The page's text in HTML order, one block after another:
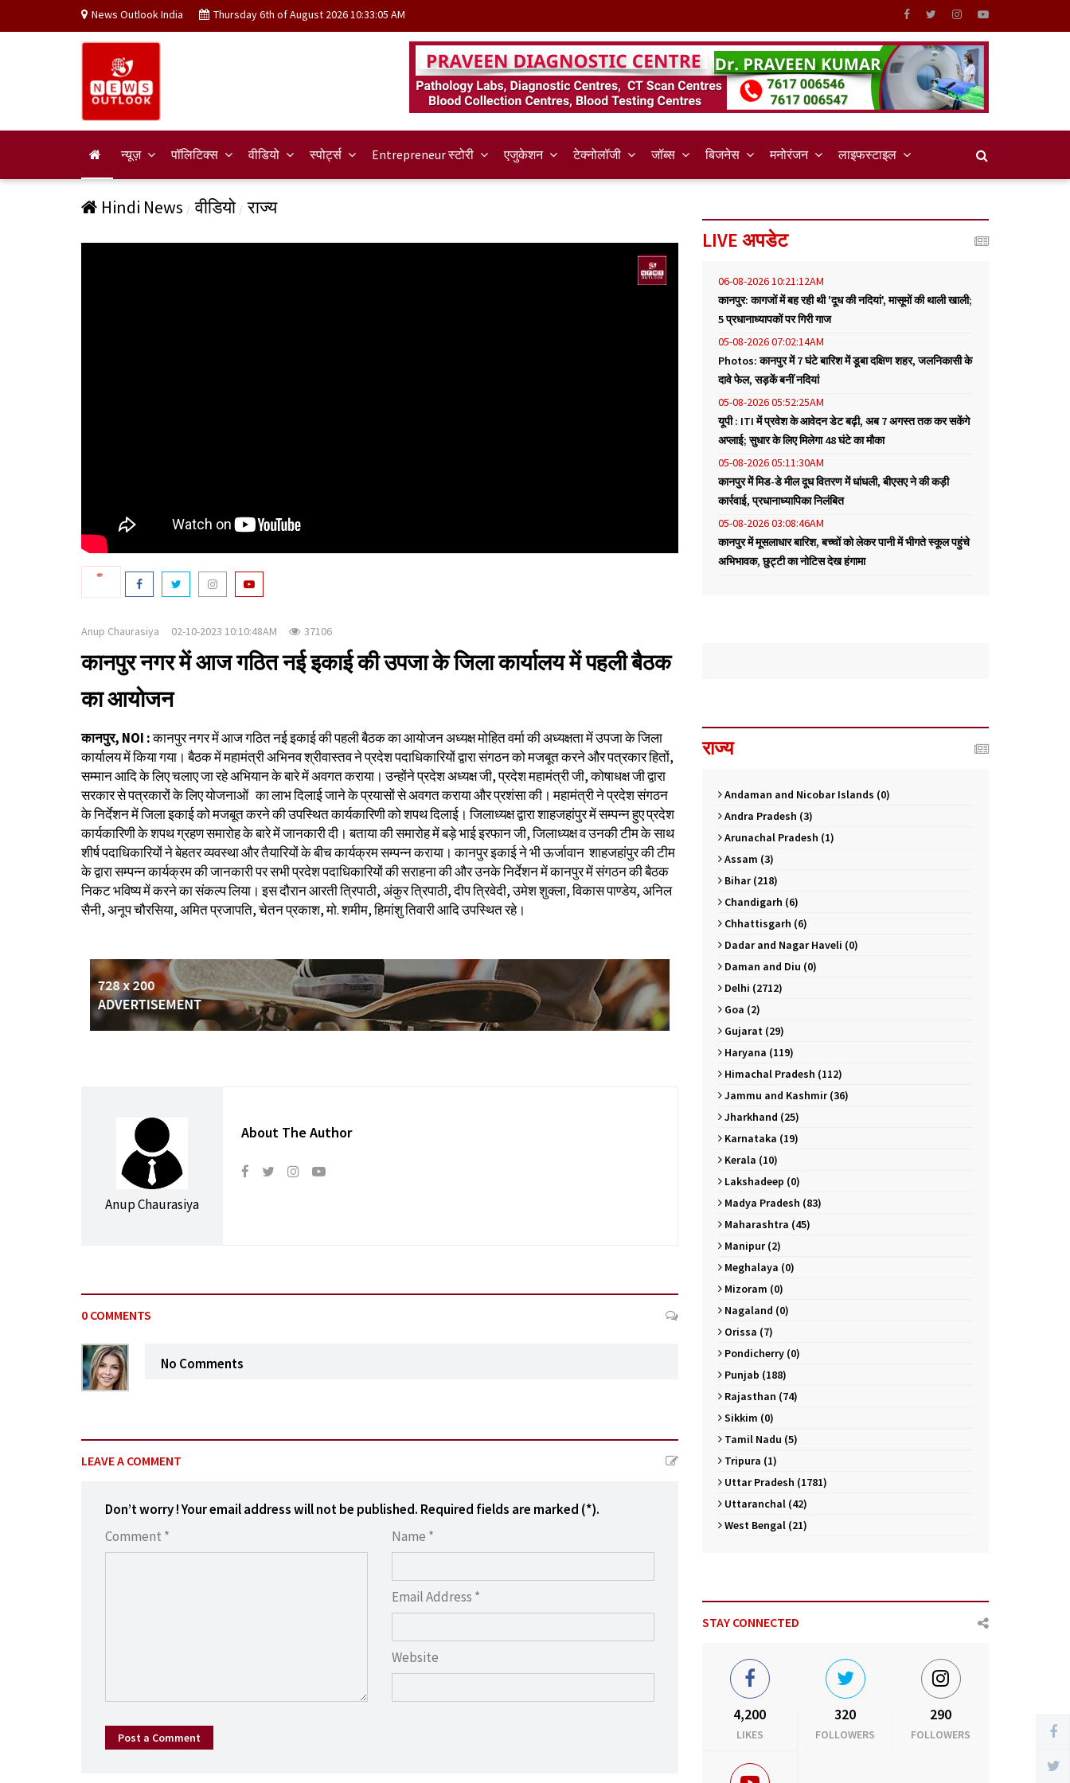
News Outlook India Thursday 6th of August 2026 10:33:05 AM
न्यूज़ पॉलिटिक्स वीडियो स्पोर्ट्स Entrepreneur स्टोरी एजुकेशन टेक्नोलॉजी जॉब्स बिजनेस मनोरंजन लाइफस्टाइल
Hindi News वीडियो राज्य
Anup Chaurasiya 02-10-2023 10:10:48AM 37106
कानपुर नगर में आज गठित नई इकाई की उपजा के जिला कार्यालय में पहली बैठक
का आयोजन
कानपुर, NOI :कानपुर नगर में आज गठित नई इकाई की पहली बैठक का आयोजन अध्यक्ष मोहित वर्मा की अध्यक्षता में उपजा के जिला
कार्यालय में किया गया। बैठक में महामंत्री अभिनव श्रीवास्तव ने प्रदेश पदाधिकारियों द्वारा संगठन को मजबूत करने और पत्रकार हितों,
सम्मान आदि के लिए चलाए जा रहे अभियान के बारे में अवगत कराया। उन्होंने प्रदेश अध्यक्ष जी, प्रदेश महामंत्री जी, कोषाधक्ष जी द्वारा
सरकार से पत्रकारों के लिए योजनाओं का लाभ दिलाई जाने के प्रयासों से अवगत कराया और प्रशंसा की। महामंत्री ने प्रदेश संगठन
के निर्देशन में जिला इकाई को मजबूत करने की उपस्थित कार्यकारिणी को शपथ दिलाई। जिलाध्यक्ष द्वारा शाहजहांपुर में सम्पन्न हुए प्रदेश
कार्यकारिणी के शपथ ग्रहण समारोह के बारे में जानकारी दी। बताया की समारोह में बड़े भाई इरफान जी, जिलाध्यक्ष व उनकी टीम के साथ
शीर्ष पदाधिकारियों ने बेहतर व्यवस्था और तैयारियों के बीच कार्यक्रम सम्पन्न कराया। कानपुर इकाई ने भी ऊर्जावान शाहजहांपुर की टीम
के द्वारा सम्पन्न कार्यक्रम की जानकारी पर सभी प्रदेश पदाधिकारियों की सराहना की और उनके निर्देशन में कानपुर में संगठन की बैठक
निकट भविष्य में करने का संकल्प लिया। इस दौरान आरती त्रिपाठी, अंकुर त्रिपाठी, दीप त्रिवेदी, उमेश शुक्ला, विकास पाण्डेय, अनिल
सैनी, अनूप चौरसिया, अमित प्रजापति, चेतन प्रकाश, मो. शमीम, हिमांशु तिवारी आदि उपस्थित रहे।
Anup Chaurasiya
About The Author
0 COMMENTS
No Comments
LEAVE A COMMENT
Don’t worry ! Your email address will not be published. Required fields are marked (*).
Comment *
Name *
Email Address *
Website
Post a Comment
LIVE अपडेट
06-08-2026 10:21:12AM
कानपुर: कागजों में बह रही थी 'दूध की नदियां', मासूमों की थाली खाली;
5 प्रधानाध्यापकों पर गिरी गाज
05-08-2026 07:02:14AM
Photos: कानपुर में 7 घंटे बारिश में डूबा दक्षिण शहर, जलनिकासी के
दावे फेल, सड़कें बनीं नदियां
05-08-2026 05:52:25AM
यूपी : ITI में प्रवेश के आवेदन डेट बढ़ी, अब 7 अगस्त तक कर सकेंगे
अप्लाई; सुधार के लिए मिलेगा 48 घंटे का मौका
05-08-2026 05:11:30AM
कानपुर में मिड-डे मील दूध वितरण में धांधली, बीएसए ने की कड़ी
कार्रवाई, प्रधानाध्यापिका निलंबित
05-08-2026 03:08:46AM
कानपुर में मूसलाधार बारिश, बच्चों को लेकर पानी में भीगते स्कूल पहुंचे
अभिभावक, छुट्टी का नोटिस देख हंगामा
राज्य
Andaman and Nicobar Islands (0)
Andra Pradesh (3)
Arunachal Pradesh (1)
Assam (3)
Bihar (218)
Chandigarh (6)
Chhattisgarh (6)
Dadar and Nagar Haveli (0)
Daman and Diu (0)
Delhi (2712)
Goa (2)
Gujarat (29)
Haryana (119)
Himachal Pradesh (112)
Jammu and Kashmir (36)
Jharkhand (25)
Karnataka (19)
Kerala (10)
Lakshadeep (0)
Madya Pradesh (83)
Maharashtra (45)
Manipur (2)
Meghalaya (0)
Mizoram (0)
Nagaland (0)
Orissa (7)
Pondicherry (0)
Punjab (188)
Rajasthan (74)
Sikkim (0)
Tamil Nadu (5)
Tripura (1)
Uttar Pradesh (1781)
Uttaranchal (42)
West Bengal (21)
STAY CONNECTED
4,200
LIKES
320
FOLLOWERS
290
FOLLOWERS